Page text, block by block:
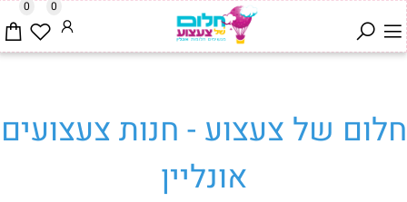
0 0
חלום של צעצוע - חנות צעצועים
אונליין